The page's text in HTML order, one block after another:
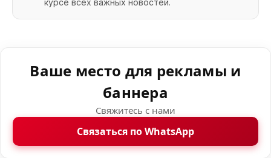
Ваше место для рекламы и
баннера
Свяжитесь с нами
Связаться по WhatsApp